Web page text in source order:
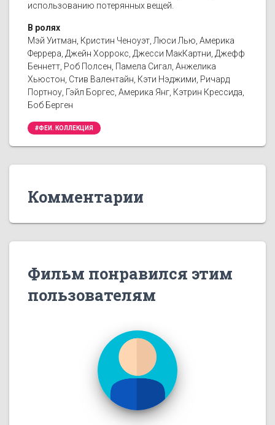
использованию потерянных вещей.
В ролях
Мэй Уитман, Кристин Ченоуэт, Люси Лью, Америка
Феррера, Джейн Хоррокс, Джесси МакКартни, Джефф
Беннетт, Роб Полсен, Памела Сигал, Анжелика
Хьюстон, Стив Валентайн, Кэти Нэджими, Ричард
Портноу, Гэйл Боргес, Америка Янг, Кэтрин Крессида,
Боб Берген
#ФЕИ. КОЛЛЕКЦИЯ
Комментарии
Фильм понравился этим
пользователям